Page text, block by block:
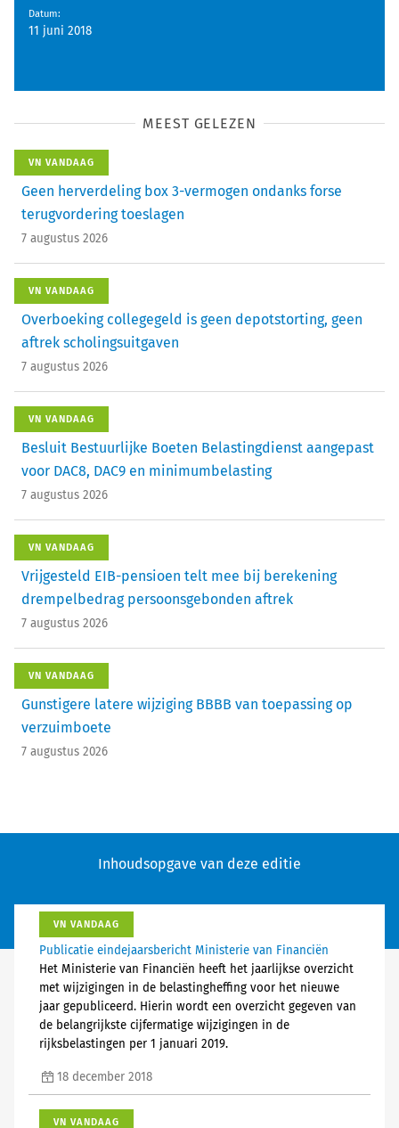
Datum:
11 juni 2018
MEEST GELEZEN
VN VANDAAG
Geen herverdeling box 3-vermogen ondanks forse
terugvordering toeslagen
7 augustus 2026
VN VANDAAG
Overboeking collegegeld is geen depotstorting, geen
aftrek scholingsuitgaven
7 augustus 2026
VN VANDAAG
Besluit Bestuurlijke Boeten Belastingdienst aangepast
voor DAC8, DAC9 en minimumbelasting
7 augustus 2026
VN VANDAAG
Vrijgesteld EIB-pensioen telt mee bij berekening
drempelbedrag persoonsgebonden aftrek
7 augustus 2026
VN VANDAAG
Gunstigere latere wijziging BBBB van toepassing op
verzuimboete
7 augustus 2026
Inhoudsopgave van deze editie
VN VANDAAG
Publicatie eindejaarsbericht Ministerie van Financiën
Het Ministerie van Financiën heeft het jaarlijkse overzicht
met wijzigingen in de belastingheffing voor het nieuwe
jaar gepubliceerd. Hierin wordt een overzicht gegeven van
de belangrijkste cijfermatige wijzigingen in de
rijksbelastingen per 1 januari 2019.
18 december 2018
VN VANDAAG